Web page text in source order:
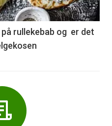
rullekebab og er det